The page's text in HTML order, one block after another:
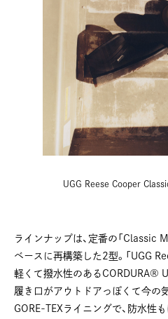
UGG Reese Cooper
ラインナップは、定番の「Classic
ベースに再構築した2型。「UGG
軽くて撥水性のあるCORDURA®
履き口がアウトドアっぽくて今の
GORE-TEXライニングで、防水性